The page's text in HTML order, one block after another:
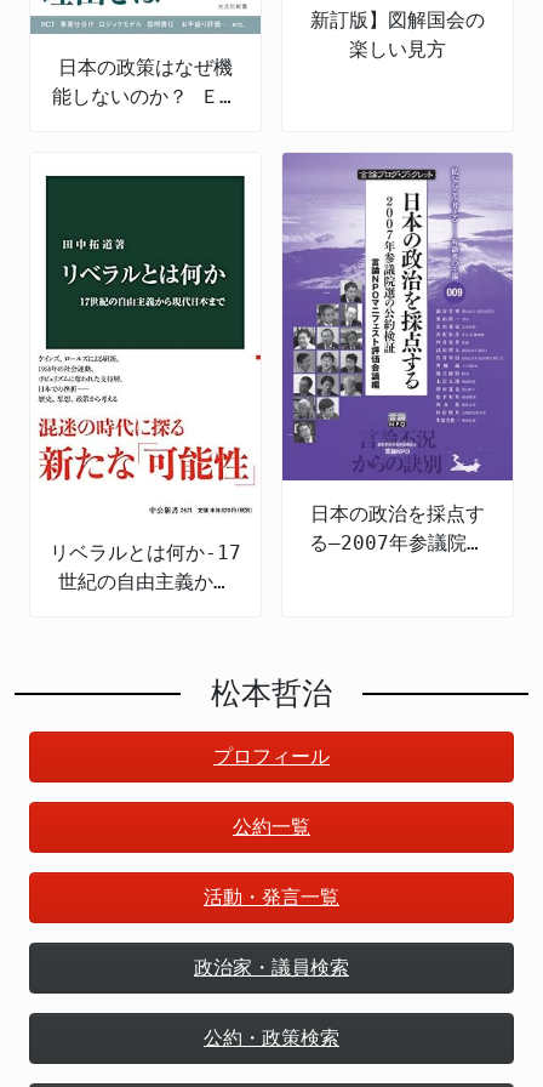
日本の政策はなぜ機
能しないのか？ ＥＢ
新訂版】図解国会の
楽しい見方
リベラルとは何か-17
世紀の自由主義から
日本の政治を採点す
る―2007年参議院選
松本哲治
プロフィール
公約一覧
活動・発言一覧
政治家・議員検索
公約・政策検索